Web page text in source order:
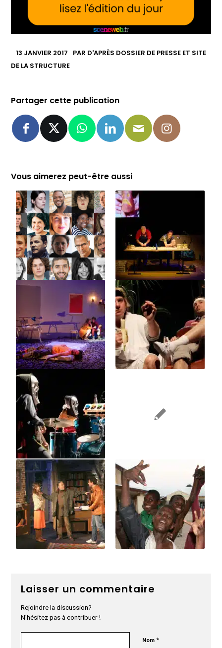
13 JANVIER 2017 PAR D'APRÈS DOSSIER DE PRESSE ET SITE
DE LA STRUCTURE
Partager cette publication
Vous aimerez peut-être aussi
Laisser un commentaire
Rejoindre la discussion?
N’hésitez pas à contribuer !
Nom*